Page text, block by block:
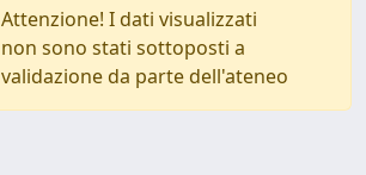
Attenzione! I dati visualizzati
non sono stati sottoposti a
validazione da parte dell'ateneo